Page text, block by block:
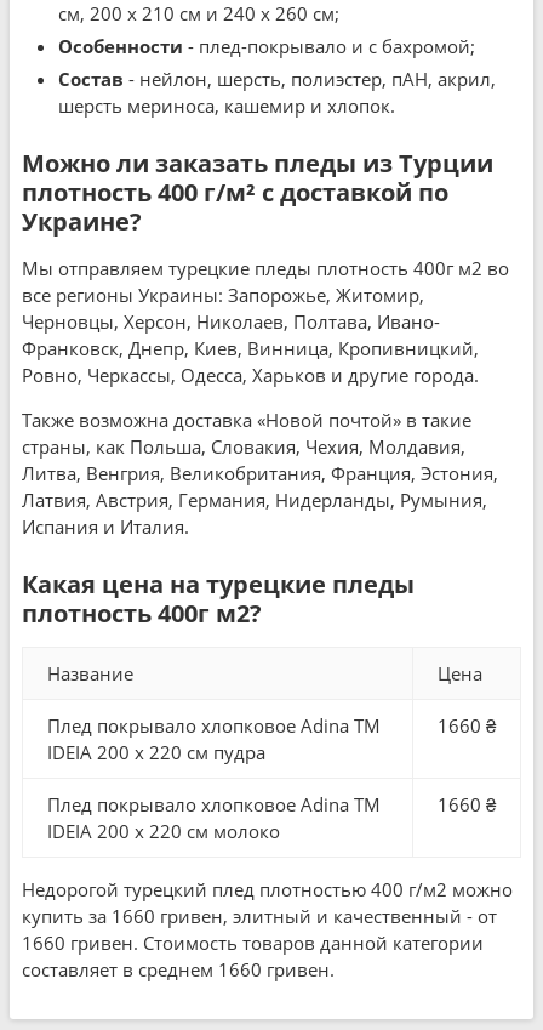
см, 200 x 210 см и 240 x 260 см;
Особенности - плед-покрывало и с бахромой;
Состав - нейлон, шерсть, полиэстер, пАН, акрил,
шерсть мериноса, кашемир и хлопок.
Можно ли заказать пледы из Турции
плотность 400 г/м² с доставкой по
Украине?
Мы отправляем турецкие пледы плотность 400г м2 во
все регионы Украины: Запорожье, Житомир,
Черновцы, Херсон, Николаев, Полтава, Ивано-
Франковск, Днепр, Киев, Винница, Кропивницкий,
Ровно, Черкассы, Одесса, Харьков и другие города.
Также возможна доставка «Новой почтой» в такие
страны, как Польша, Словакия, Чехия, Молдавия,
Литва, Венгрия, Великобритания, Франция, Эстония,
Латвия, Австрия, Германия, Нидерланды, Румыния,
Испания и Италия.
Какая цена на турецкие пледы
плотность 400г м2?
Название Цена
Плед покрывало хлопковое Adina TM
IDEIA 200 x 220 см пудра
1660 ₴
Плед покрывало хлопковое Adina TM
IDEIA 200 x 220 см молоко
1660 ₴
Недорогой турецкий плед плотностью 400 г/м2 можно
купить за 1660 гривен, элитный и качественный - от
1660 гривен. Стоимость товаров данной категории
составляет в среднем 1660 гривен.